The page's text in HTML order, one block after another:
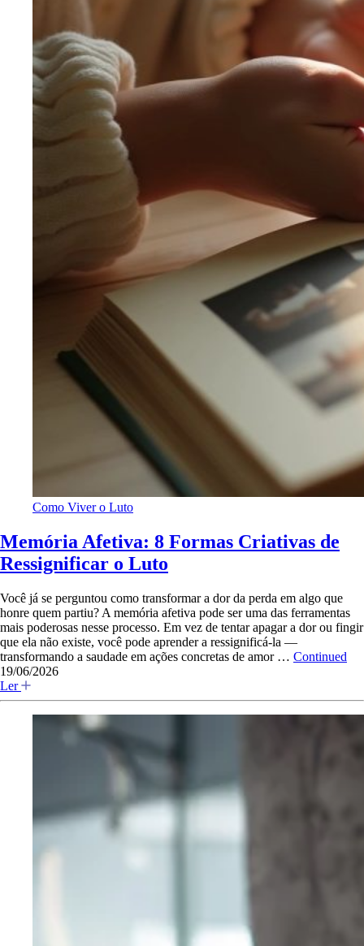
Como Viver o Luto
Memória Afetiva: 8 Formas Criativas de
Ressignificar o Luto
Você já se perguntou como transformar a dor da perda em algo que
honre quem partiu? A memória afetiva pode ser uma das ferramentas
mais poderosas nesse processo. Em vez de tentar apagar a dor ou fingir
que ela não existe, você pode aprender a ressignificá-la —
transformando a saudade em ações concretas de amor … Continued
19/06/2026
Ler